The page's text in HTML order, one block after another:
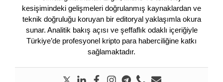
kesişimindeki gelişmeleri doğrulanmış kaynaklardan ve
teknik doğruluğu koruyan bir editoryal yaklaşımla okura
sunar. Analitik bakış açısı ve şeffaflık odaklı içeriğiyle
Türkiye’de profesyonel kripto para haberciliğine katkı
sağlamaktadır.